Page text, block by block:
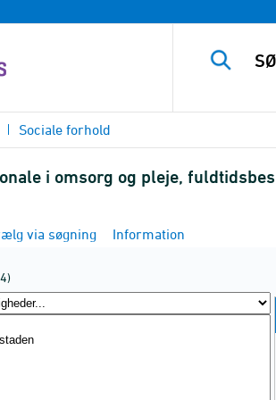
Sociale forhold
i omsorg og pleje,
via søgning Information